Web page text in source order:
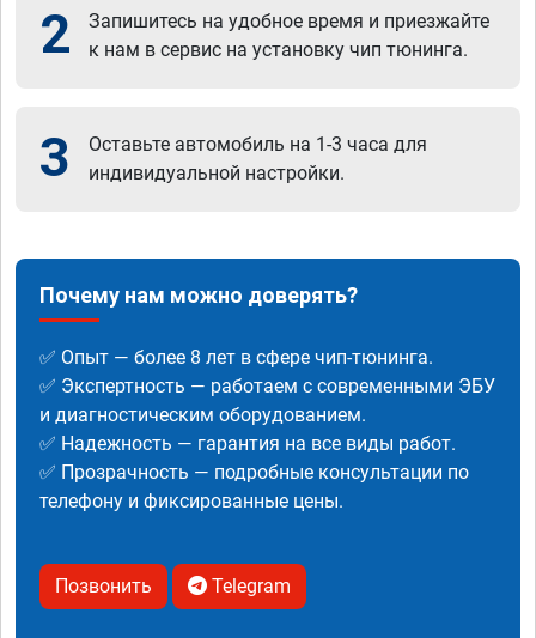
2
Запишитесь на удобное время и приезжайте
к нам в сервис на установку чип тюнинга.
3
Оставьте автомобиль на 1-3 часа для
индивидуальной настройки.
Почему нам можно доверять?
✅ Опыт — более 8 лет в сфере чип-тюнинга.
✅ Экспертность — работаем с современными ЭБУ
и диагностическим оборудованием.
✅ Надежность — гарантия на все виды работ.
✅ Прозрачность — подробные консультации по
телефону и фиксированные цены.
Позвонить Telegram